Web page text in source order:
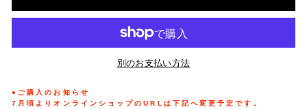
別のお支払い方法
●ご購入のお知らせ
7月頃よりオンラインショップのURLは下記へ変更予定です。